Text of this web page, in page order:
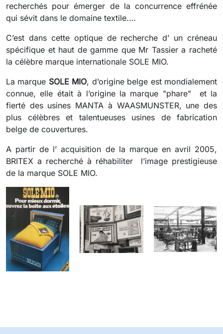
recherchés pour émerger de la concurrence effrénée
qui sévit dans le domaine textile.…
C’est dans cette optique de recherche d’ un créneau
spécifique et haut de gamme que Mr Tassier a racheté
la célèbre marque internationale SOLE MIO.
La marque SOLE MIO, d’origine belge est mondialement
connue, elle était à l’origine la marque "phare" et la
fierté des usines MANTA à WAASMUNSTER, une des
plus célèbres et talentueuses usines de fabrication
belge de couvertures.
A partir de l’ acquisition de la marque en avril 2005,
BRITEX a recherché à réhabiliter l’image prestigieuse
de la marque SOLE MIO.